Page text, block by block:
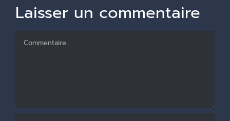
Laisser un commentaire
Commentaire